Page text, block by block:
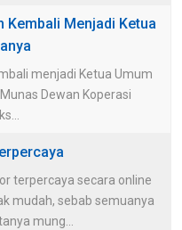
Kembali Menjadi Ketua
menjadi Ketua Umum
Dewan Koperasi
terpercaya secara online
mudah, sebab semuanya
mung...